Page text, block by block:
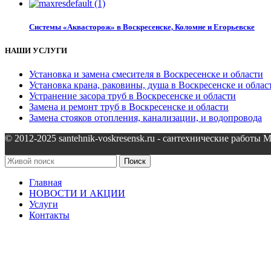
Системы «Аквасторож» в Воскресенске, Коломне и Егорьевске
НАШИ УСЛУГИ
Установка и замена смесителя в Воскресенске и области
Установка крана, раковины, душа в Воскресенске и
Устранение засора труб в Воскресенске и области
Замена и ремонт труб в Воскресенске и области
Замена стояков отопления, канализации, и водопровода
© 2012-2025 santehnik-voskresensk.ru - сантехнические работы
Поиск
Главная
НОВОСТИ И АКЦИИ
Услуги
Контакты